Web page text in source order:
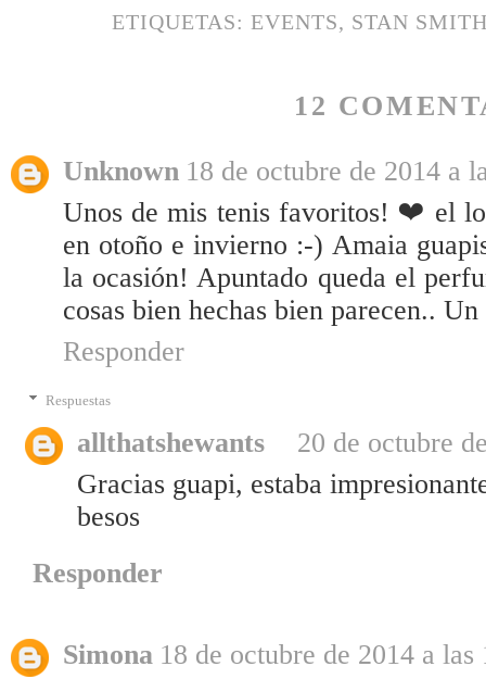
ETIQUETAS: EVENTS, STAN
12
Unknown 18 de octubre de 2014 a
Unos de mis tenis favoritos! ❤ el
en otoño e invierno :-) Amaia
la ocasión! Apuntado queda el
cosas bien hechas bien parecen..
Responder
Respuestas
allthatshewants
20 de octubre
Gracias guapi, estaba
besos
Responder
Simona 18 de octubre de 2014 a las